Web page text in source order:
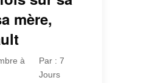
mère,
à
Par : 7
Jours